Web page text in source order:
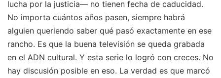
lucha por la justicia— no tienen fecha de caducidad.
No importa cuántos años pasen, siempre habrá
alguien queriendo saber qué pasó exactamente en ese
rancho. Es que la buena televisión se queda grabada
en el ADN cultural. Y esta serie lo logró con creces. No
hay discusión posible en eso. La verdad es que marcó